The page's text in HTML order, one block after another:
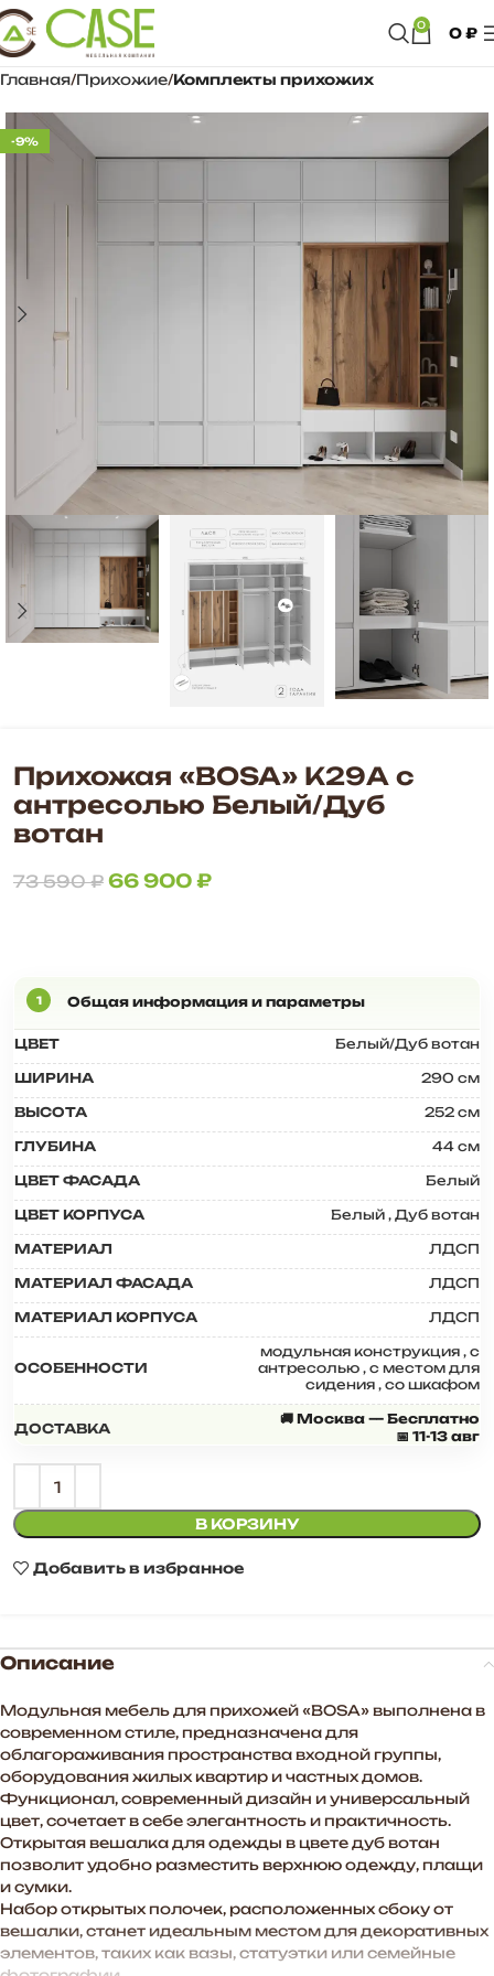
0 0₽
Главная Прихожие Комплекты прихожих
-9%
Прихожая «BOSA» К29А с
антресолью Белый/Дуб
вотан
73 590₽ 66 900₽
ЦВЕТ Белый/Дуб вотан
ШИРИНА 290 см
ВЫСОТА 252 см
ГЛУБИНА 44 см
ЦВЕТ ФАСАДА Белый
ЦВЕТ КОРПУСА Белый , Дуб вотан
МАТЕРИАЛ ЛДСП
МАТЕРИАЛ ФАСАДА ЛДСП
МАТЕРИАЛ КОРПУСА ЛДСП
ОСОБЕННОСТИ
модульная конструкция , с
антресолью , с местом для
сидения , со шкафом
ДОСТАВКА
🚚 Москва — Бесплатно
📅 11-13 авг
В КОРЗИНУ
Добавить в избранное
Описание
Модульная мебель для прихожей «BOSA» выполнена в
современном стиле, предназначена для
облагораживания пространства входной группы,
оборудования жилых квартир и частных домов.
Функционал, современный дизайн и универсальный
цвет, сочетает в себе элегантность и практичность.
Открытая вешалка для одежды в цвете дуб вотан
позволит удобно разместить верхнюю одежду, плащи
и сумки.
Набор открытых полочек, расположенных сбоку от
вешалки, станет идеальным местом для декоративных
элементов, таких как вазы, статуэтки или семейные